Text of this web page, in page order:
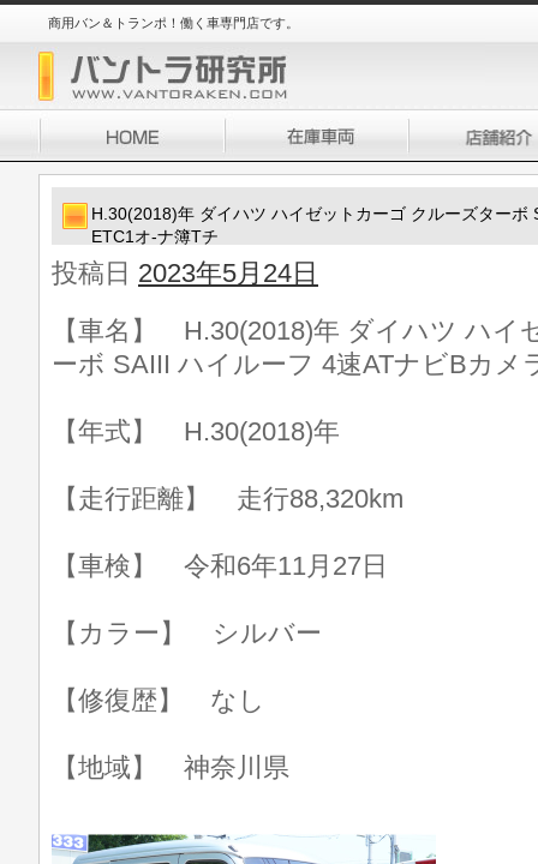
商用バン＆トランポ！働く車専門店です。
H.30(2018)年 ダイハツ ハイゼットカーゴ クルーズターボ
ETC1オ-ナ簿Tチ
投稿日 2023年5月24日
【車名】 H.30(2018)年 ダイハツ ハイ
ーボ SAIII ハイルーフ 4速ATナビBカメ
【年式】 H.30(2018)年
【走行距離】 走行88,320km
【車検】 令和6年11月27日
【カラー】 シルバー
【修復歴】 なし
【地域】 神奈川県